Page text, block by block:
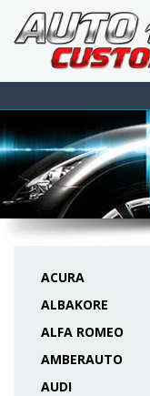
ACURA
ALBAKORE
ALFA ROMEO
AMBERAUTO
AUDI